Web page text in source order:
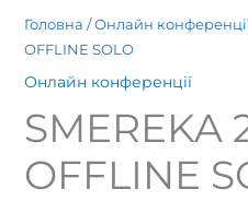
Головна /Онлайн
OFFLINE SOLO
Онлайн конференції
SMEREKA
OFFLINE